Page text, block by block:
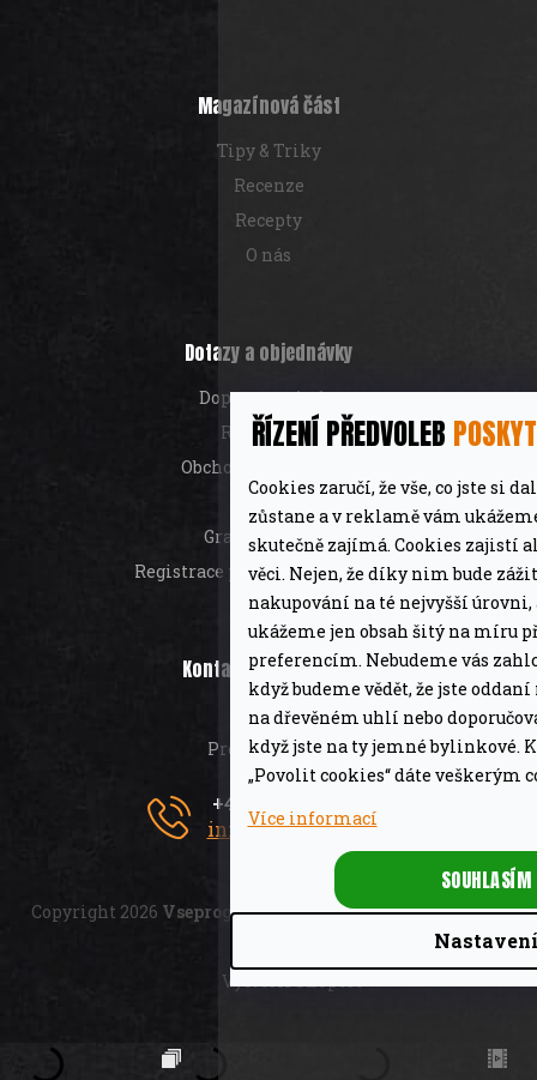
ŘÍZENÍ PŘEDVOLEB
Cookies zaručí, že vše, co jste si
zůstane a v reklamě vám
skutečně zajímá. Cookies zajistí
věci. Nejen, že díky nim bude
nakupování na té nejvyšší úrovni,
ukážeme jen obsah šitý na míru
preferencím. Nebudeme vás
když budeme vědět, že jste
na dřevěném uhlí nebo
když jste na ty jemné
„Povolit cookies“ dáte veškerým
Více informací
Nastavení
SOUHLASÍM
Magazínová část
Tipy & Triky
Recenze
Recepty
O nás
Dotazy a objednávky
Doprava a platba
Reklamace
Obchodní podmínky
GDPR
Granty a dotace
Registrace provizního partnera
Kontaktní informace
Kontakt
Prodejna Brno
+420 777 132 800
info@vseprogril.cz
Vytvořil Shoptet
Copyright 2026 Vseprogril.cz. Všechna práva vyhrazena.